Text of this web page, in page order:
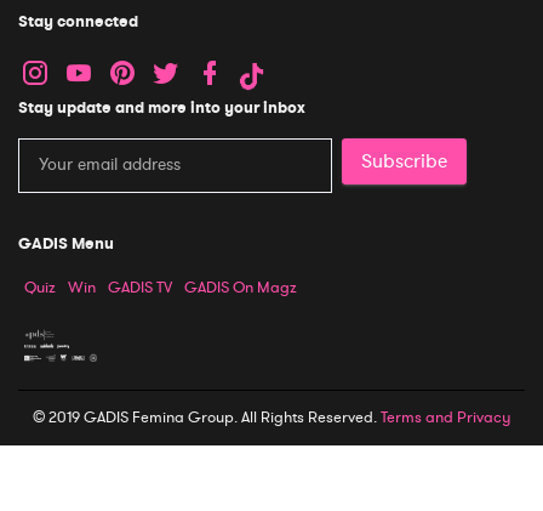
Stay connected
Stay update and more into your inbox
Subscribe
GADIS Menu
Quiz Win GADIS TV GADIS On Magz
© 2019 GADIS Femina Group. All Rights Reserved.Terms and Privacy